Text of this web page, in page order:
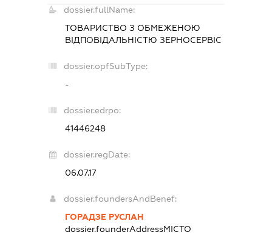
dossier.fullName:
ТОВАРИСТВО З ОБМЕЖЕНОЮ
ВІДПОВІДАЛЬНІСТЮ ЗЕРНОСЕРВІС
dossier.opfSubType:
-
dossier.edrpo:
41446248
dossier.regDate:
06.07.17
dossier.foundersAndBenef:
ГОРАДЗЕ РУСЛАН
dossier.founderAddressМІСТО